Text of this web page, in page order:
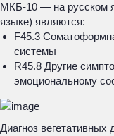
МКБ-10 — на русском
языке) являются:
F45.3
системы
R45.8 Другие
эмоциональному
Диагноз